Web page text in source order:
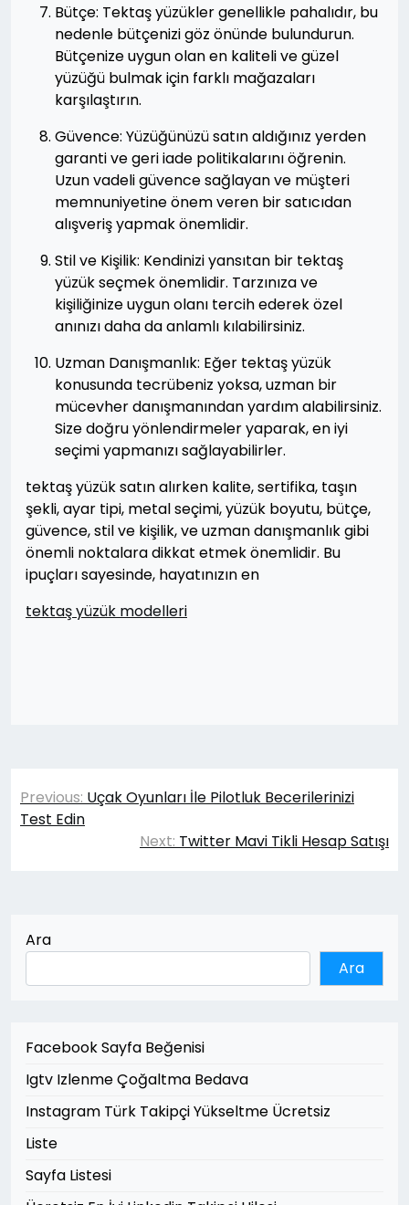
Bütçe: Tektaş yüzükler genellikle pahalıdır, bu
nedenle bütçenizi göz önünde bulundurun.
Bütçenize uygun olan en kaliteli ve güzel
yüzüğü bulmak için farklı mağazaları
karşılaştırın.
Güvence: Yüzüğünüzü satın aldığınız yerden
garanti ve geri iade politikalarını öğrenin.
Uzun vadeli güvence sağlayan ve müşteri
memnuniyetine önem veren bir satıcıdan
alışveriş yapmak önemlidir.
Stil ve Kişilik: Kendinizi yansıtan bir tektaş
yüzük seçmek önemlidir. Tarzınıza ve
kişiliğinize uygun olanı tercih ederek özel
anınızı daha da anlamlı kılabilirsiniz.
Uzman Danışmanlık: Eğer tektaş yüzük
konusunda tecrübeniz yoksa, uzman bir
mücevher danışmanından yardım alabilirsiniz.
Size doğru yönlendirmeler yaparak, en iyi
seçimi yapmanızı sağlayabilirler.
tektaş yüzük satın alırken kalite, sertifika, taşın
şekli, ayar tipi, metal seçimi, yüzük boyutu, bütçe,
güvence, stil ve kişilik, ve uzman danışmanlık gibi
önemli noktalara dikkat etmek önemlidir. Bu
ipuçları sayesinde, hayatınızın en
tektaş yüzük modelleri
Yazı
gezinmesi
Previous: Uçak Oyunları İle Pilotluk Becerilerinizi
Test Edin
Next: Twitter Mavi Tikli Hesap Satışı
Ara
Ara
Facebook Sayfa Beğenisi
Igtv Izlenme Çoğaltma Bedava
Instagram Türk Takipçi Yükseltme Ücretsiz
Liste
Sayfa Listesi